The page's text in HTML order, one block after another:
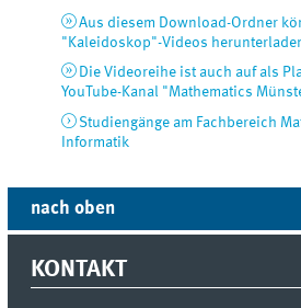
Aus diesem Download-Ordner
"Kaleidoskop"-Videos
Die Videoreihe ist auch auf als
YouTube-Kanal "Mathematics
Studiengänge am Fachbereich
Informatik
nach oben
KONTAKT